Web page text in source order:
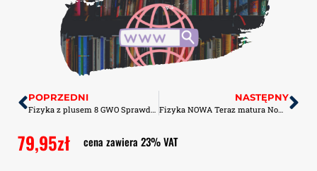
POPRZEDNI
Fizyka z plusem 8 GWO Sprawdziany-Odpowiedzi PDF
NASTĘPNY
Fizyka NOWA Teraz matura Nowa Era Arkusze PDF
79,95zł cena zawiera 23% VAT